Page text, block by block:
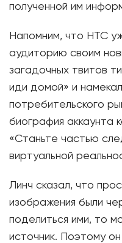
полученной им
Напомним, что HTC
аудиторию своим
загадочных твитов
иди домой» и
потребительского
биография аккаунта
«Станьте частью
виртуальной
Линч сказал, что
изображения были
поделиться ими, то
источник. Поэтому